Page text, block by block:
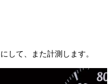
して、また計測します。